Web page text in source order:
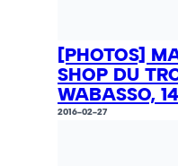
[PHOTOS]
SHOP DU
WABASSO,
2016-02-27